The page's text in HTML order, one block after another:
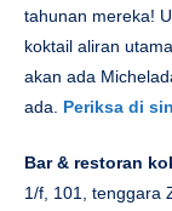
tahunan mereka!
koktail aliran
akan ada
ada. Periksa di
Bar & restoran
1/f, 101, tenggara